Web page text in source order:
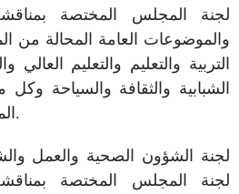
لجنة المجلس المختصة
والموضوعات العامة المحالة من
التربية والتعليم والتعليم
الشبابية والثقافة والسياحة وكل
المرئي والسمعي والمقروء.
لجنة المجلس المختصة